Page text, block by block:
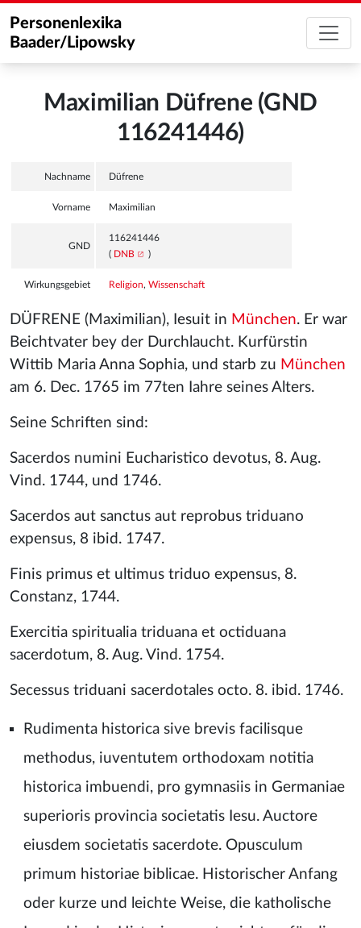
Personenlexika
Baader/Lipowsky
Maximilian Düfrene (GND
116241446)
Nachname Düfrene
Vorname Maximilian
GND
116241446
( DNB )
Wirkungsgebiet Religion, Wissenschaft
DÜFRENE (Maximilian), Iesuit in München. Er war
Beichtvater bey der Durchlaucht. Kurfürstin
Wittib Maria Anna Sophia, und starb zu München
am 6. Dec. 1765 im 77ten Iahre seines Alters.
Seine Schriften sind:
Sacerdos numini Eucharistico devotus, 8. Aug.
Vind. 1744, und 1746.
Sacerdos aut sanctus aut reprobus triduano
expensus, 8 ibid. 1747.
Finis primus et ultimus triduo expensus, 8.
Constanz, 1744.
Exercitia spiritualia triduana et octiduana
sacerdotum, 8. Aug. Vind. 1754.
Secessus triduani sacerdotales octo. 8. ibid. 1746.
Rudimenta historica sive brevis facilisque
methodus, iuventutem orthodoxam notitia
historica imbuendi, pro gymnasiis in Germaniae
superioris provincia societatis Iesu. Auctore
eiusdem societatis sacerdote. Opusculum
primum historiae biblicae. Historischer Anfang
oder kurze und leichte Weise, die katholische